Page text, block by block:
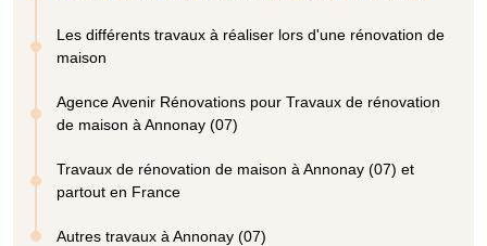
Les différents travaux à réaliser lors d'une rénovation de
maison
Agence Avenir Rénovations pour Travaux de rénovation
de maison à Annonay (07)
Travaux de rénovation de maison à Annonay (07) et
partout en France
Autres travaux à Annonay (07)